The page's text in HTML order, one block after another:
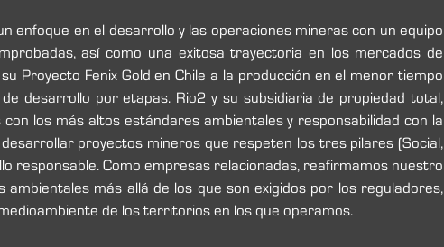
enfoque en el desarrollo y las operaciones mineras con un equipo
así como una exitosa trayectoria en los mercados de
Proyecto Fenix Gold en Chile a la producción en el menor tiempo
desarrollo por etapas. Rio2 y su subsidiaria de propiedad total,
con los más altos estándares ambientales y responsabilidad con la
proyectos mineros que respeten los tres pilares (Social,
responsable. Como empresas relacionadas, reafirmamos nuestro
más allá de los que son exigidos por los reguladores,
de los territorios en los que operamos.